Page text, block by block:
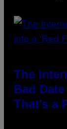
The
Bad
That’s a